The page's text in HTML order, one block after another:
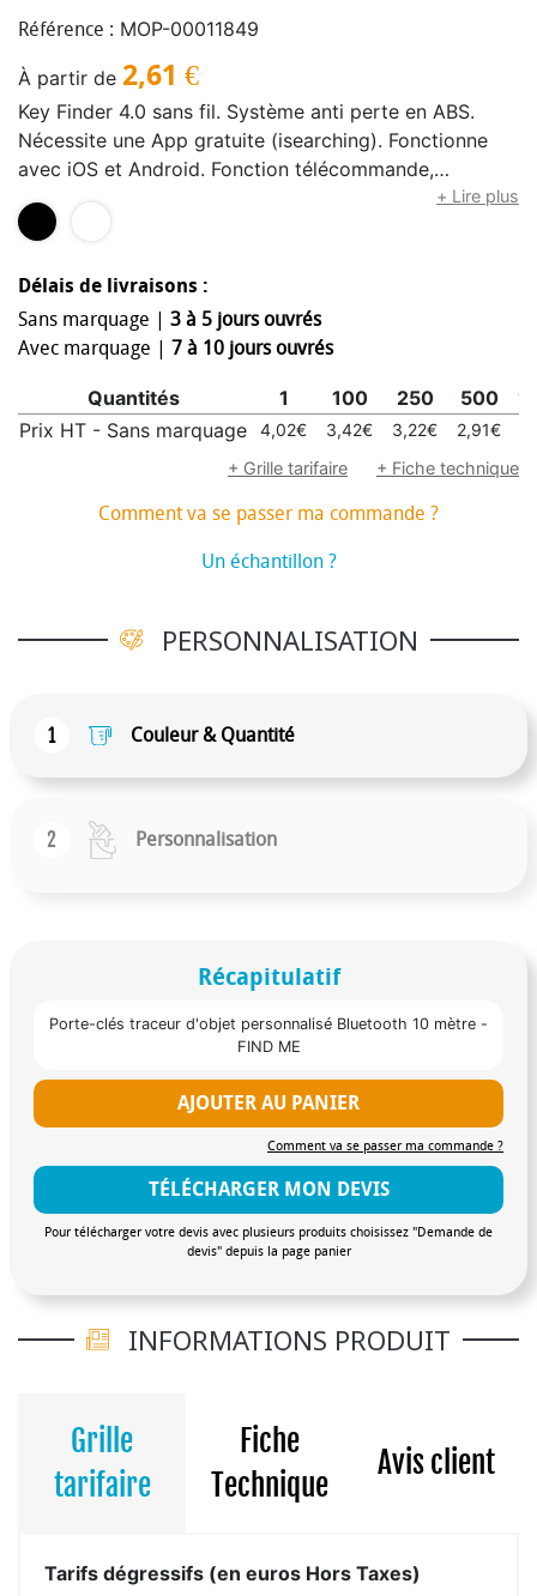
Référence : MOP-00011849
À partir de 2,61 €
Key Finder 4.0 sans fil. Système anti perte en ABS.
Nécessite une App gratuite (isearching). Fonctionne
avec iOS et Android. Fonction télécommande,
déclencheur. Pile CR2032 incluse.
+ Lire plus
Délais de livraisons :
Sans marquage | 3 à 5 jours ouvrés
Avec marquage | 7 à 10 jours ouvrés
Quantités 1 100 250 500
Prix HT - Sans marquage
4,02€ 3,42€ 3,22€ 2,91€
+ Grille tarifaire
+ Fiche technique
Comment va se passer ma commande ?
Un échantillon ?
PERSONNALISATION
1 Couleur & Quantité
2 Personnalisation
Récapitulatif
Porte-clés traceur d'objet personnalisé Bluetooth 10 mètre -
FIND ME
AJOUTER AU PANIER
Comment va se passer ma commande ?
TÉLÉCHARGER MON DEVIS
Pour télécharger votre devis avec plusieurs produits choisissez "Demande de
devis" depuis la page panier
INFORMATIONS PRODUIT
Grille
tarifaire
Fiche
Technique
Avis client
Tarifs dégressifs (en euros Hors Taxes)